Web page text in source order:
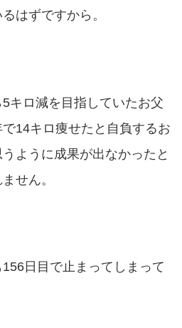
はずですから。
キロ減を目指していたお父
14キロ痩せたと自負するお
ように成果が出なかったと
せん。
日目で止まってしまって